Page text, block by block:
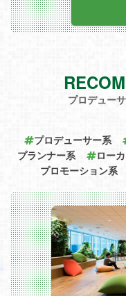
プロデュー
プロデューサー系
プランナー系
ロー
プロモーション系